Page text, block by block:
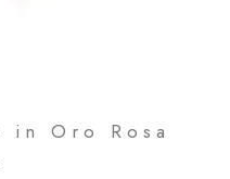
in Oro Rosa